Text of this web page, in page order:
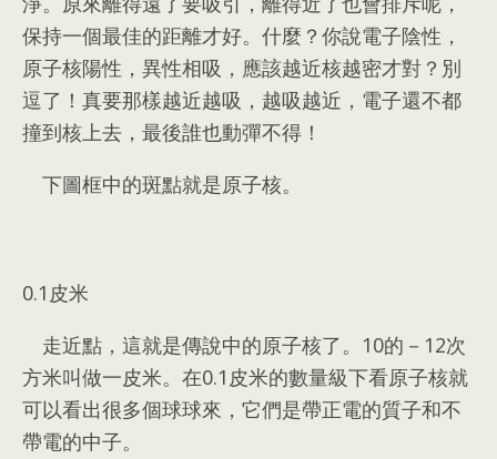
保持一個最佳的距離才好。 什麼？你說電子陰性 ，
原子核陽性 ， 異性相吸 ， 應該越近核越密才對？別
逗了！真要那樣越近越吸 ， 越吸越近 ， 電子還不都
撞到核上去 ， 最後誰也動彈不得！
下圖框中的斑點就是原子核。
0.1 皮米
走近點 ， 這就是傳說中的原子核了。10的－12次
方米叫做一皮米。 在0.1皮米的數量級下看原子核就
可以看出很多個球球來 ， 它們是帶正電的質子和不
帶電的中子。